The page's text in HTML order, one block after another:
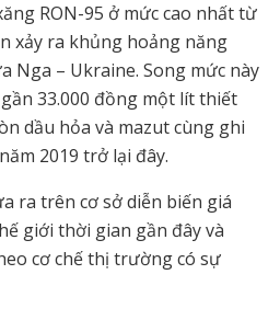
RON-95 ở mức cao nhất từ
xảy ra khủng hoảng năng
Nga – Ukraine. Song mức này
33.000 đồng một lít thiết
dầu hỏa và mazut cùng ghi
2019 trở lại đây.
ra trên cơ sở diễn biến giá
giới thời gian gần đây và
cơ chế thị trường có sự